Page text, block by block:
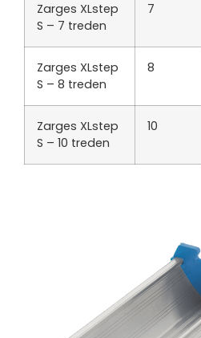
Zarges XLstep
S – 7 treden
7
Zarges XLstep
S – 8 treden
8
Zarges XLstep
S – 10 treden
10